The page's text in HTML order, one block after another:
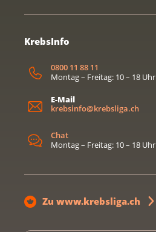
KrebsInfo
0800 11 88 11
Montag – Freitag: 10 – 18 Uhr
E-Mail
krebsinfo@krebsliga.ch
Chat
Montag – Freitag: 10 – 18 Uhr
Zu www.krebsliga.ch